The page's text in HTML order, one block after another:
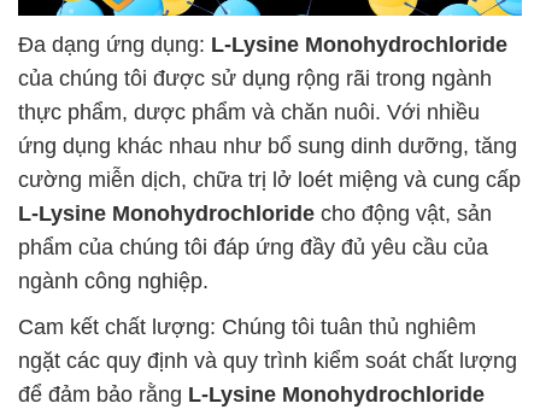
Đa dạng ứng dụng: L-Lysine Monohydrochloride
của chúng tôi được sử dụng rộng rãi trong ngành
thực phẩm, dược phẩm và chăn nuôi. Với nhiều
ứng dụng khác nhau như bổ sung dinh dưỡng, tăng
cường miễn dịch, chữa trị lở loét miệng và cung cấp
L-Lysine Monohydrochloride cho động vật, sản
phẩm của chúng tôi đáp ứng đầy đủ yêu cầu của
ngành công nghiệp.
Cam kết chất lượng: Chúng tôi tuân thủ nghiêm
ngặt các quy định và quy trình kiểm soát chất lượng
để đảm bảo rằng L-Lysine Monohydrochloride